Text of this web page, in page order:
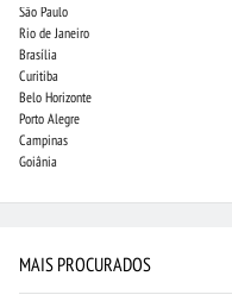
São Paulo
Rio de Janeiro
Brasília
Curitiba
Belo Horizonte
Porto Alegre
Campinas
Goiânia
MAIS PROCURADOS